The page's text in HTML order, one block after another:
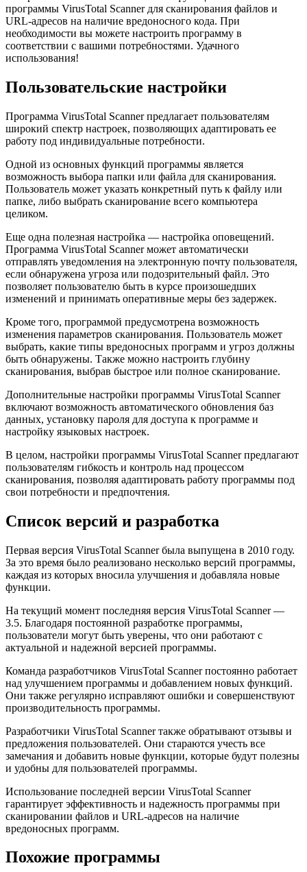
программы VirusTotal Scanner для сканирования файлов и
URL-адресов на наличие вредоносного кода. При
необходимости вы можете настроить программу в
соответствии с вашими потребностями. Удачного
использования!
Пользовательские настройки
Программа VirusTotal Scanner предлагает пользователям
широкий спектр настроек, позволяющих адаптировать ее
работу под индивидуальные потребности.
Одной из основных функций программы является
возможность выбора папки или файла для сканирования.
Пользователь может указать конкретный путь к файлу или
папке, либо выбрать сканирование всего компьютера
целиком.
Еще одна полезная настройка — настройка оповещений.
Программа VirusTotal Scanner может автоматически
отправлять уведомления на электронную почту пользователя,
если обнаружена угроза или подозрительный файл. Это
позволяет пользователю быть в курсе произошедших
изменений и принимать оперативные меры без задержек.
Кроме того, программой предусмотрена возможность
изменения параметров сканирования. Пользователь может
выбрать, какие типы вредоносных программ и угроз должны
быть обнаружены. Также можно настроить глубину
сканирования, выбрав быстрое или полное сканирование.
Дополнительные настройки программы VirusTotal Scanner
включают возможность автоматического обновления баз
данных, установку пароля для доступа к программе и
настройку языковых настроек.
В целом, настройки программы VirusTotal Scanner предлагают
пользователям гибкость и контроль над процессом
сканирования, позволяя адаптировать работу программы под
свои потребности и предпочтения.
Список версий и разработка
Первая версия VirusTotal Scanner была выпущена в 2010 году.
За это время было реализовано несколько версий программы,
каждая из которых вносила улучшения и добавляла новые
функции.
На текущий момент последняя версия VirusTotal Scanner —
3.5. Благодаря постоянной разработке программы,
пользователи могут быть уверены, что они работают с
актуальной и надежной версией программы.
Команда разработчиков VirusTotal Scanner постоянно работает
над улучшением программы и добавлением новых функций.
Они также регулярно исправляют ошибки и совершенствуют
производительность программы.
Разработчики VirusTotal Scanner также обратывают отзывы и
предложения пользователей. Они стараются учесть все
замечания и добавить новые функции, которые будут полезны
и удобны для пользователей программы.
Использование последней версии VirusTotal Scanner
гарантирует эффективность и надежность программы при
сканировании файлов и URL-адресов на наличие
вредоносных программ.
Похожие программы